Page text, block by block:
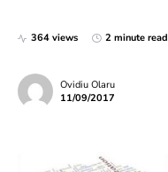
364 views 2 minute read
Ovidiu Olaru
11/09/2017